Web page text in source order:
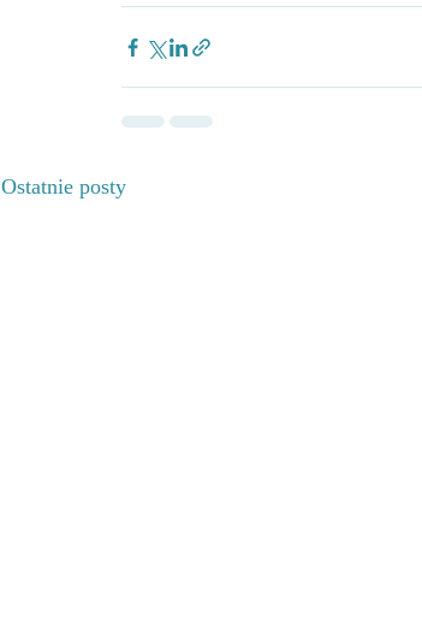
Ostatnie posty